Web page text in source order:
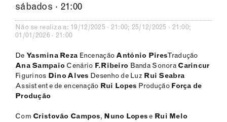
sábados · 21:00
Não se realiza a: 19/12/2025 · 21:00; 25/12/2025 · 21:00;
01/01/2026 · 21:00
De Yasmina Reza Encenação António PiresTradução
Ana Sampaio Cenário F.Ribeiro Banda Sonora Carincur
Figurinos Dino Alves Desenho de Luz Rui Seabra
Assistente de encenação Rui Lopes ProduçãoForça de
Produção
Com Cristovão Campos, Nuno Lopese Rui Melo